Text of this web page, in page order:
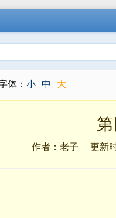
体： 小 中 大
作者：老子 更新